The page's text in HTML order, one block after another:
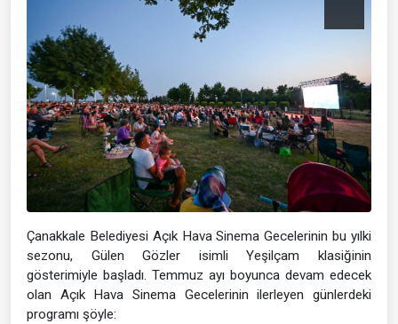
Çanakkale Belediyesi Açık Hava Sinema Gecelerinin bu yılki
sezonu, Gülen Gözler isimli Yeşilçam klasiğinin
gösterimiyle başladı. Temmuz ayı boyunca devam edecek
olan Açık Hava Sinema Gecelerinin ilerleyen günlerdeki
programı şöyle: